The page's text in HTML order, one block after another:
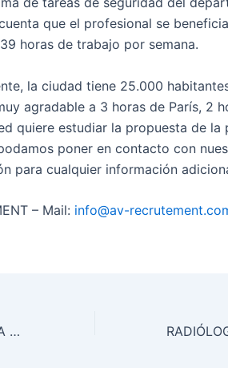
que el profesional se
horas de trabajo por semana.
la ciudad tiene 25.000
agradable a 3 horas de París, 2
quiere estudiar la propuesta de
poner en contacto con
para cualquier información
– Mail: info@av-
VARIAS ESPECIALIDADES PARA HOSPITAL EN IRLANDA